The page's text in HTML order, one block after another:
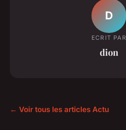
D
ECRIT PAR
dion
← Voir tous les articles Actu